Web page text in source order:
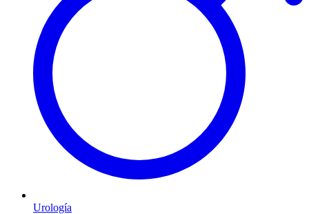
Urología